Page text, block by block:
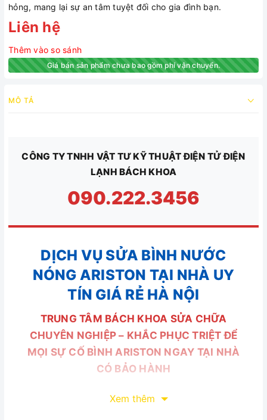
hỏng, mang lại sự an tâm tuyệt đối cho gia đình bạn.
Liên hệ
Thêm vào so sánh
Giá bán sản phẩm chưa bao gồm phí vận chuyển.
MÔ TẢ
CÔNG TY TNHH VẬT TƯ KỸ THUẬT ĐIỆN TỬ ĐIỆN
LẠNH BÁCH KHOA
090.222.3456
DỊCH VỤ SỬA BÌNH NƯỚC
NÓNG ARISTON TẠI NHÀ UY
TÍN GIÁ RẺ HÀ NỘI
TRUNG TÂM BÁCH KHOA SỬA CHỮA
CHUYÊN NGHIỆP – KHẮC PHỤC TRIỆT ĐỂ
MỌI SỰ CỐ BÌNH ARISTON NGAY TẠI NHÀ
CÓ BẢO HÀNH
Xem thêm